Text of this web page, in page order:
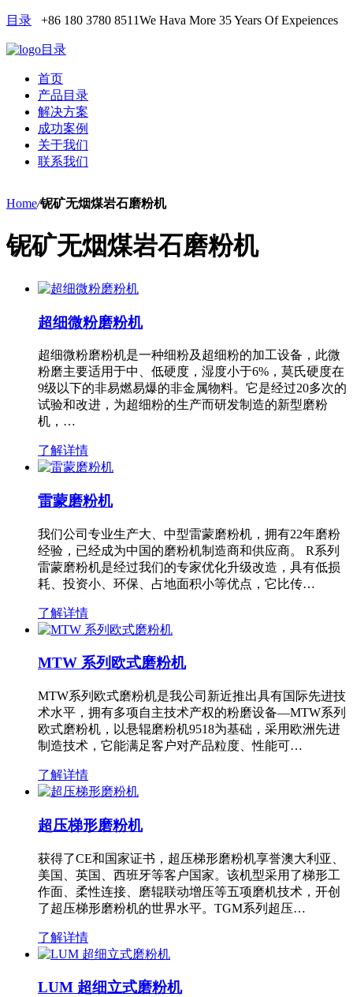
目录 +86 180 3780 8511We Hava More 35 Years Of Expeiences
目录
首页
产品目录
解决方案
成功案例
关于我们
联系我们
Home/铌矿无烟煤岩石磨粉机
铌矿无烟煤岩石磨粉机
超细微粉磨粉机
超细微粉磨粉机是一种细粉及超细粉的加工设备，此微
粉磨主要适用于中、低硬度，湿度小于6%，莫氏硬度在
9级以下的非易燃易爆的非金属物料。它是经过20多次的
试验和改进，为超细粉的生产而研发制造的新型磨粉
机，…
了解详情
雷蒙磨粉机
我们公司专业生产大、中型雷蒙磨粉机，拥有22年磨粉
经验，已经成为中国的磨粉机制造商和供应商。 R系列
雷蒙磨粉机是经过我们的专家优化升级改造，具有低损
耗、投资小、环保、占地面积小等优点，它比传…
了解详情
MTW 系列欧式磨粉机
MTW系列欧式磨粉机是我公司新近推出具有国际先进技
术水平，拥有多项自主技术产权的粉磨设备—MTW系列
欧式磨粉机，以悬辊磨粉机9518为基础，采用欧洲先进
制造技术，它能满足客户对产品粒度、性能可…
了解详情
超压梯形磨粉机
获得了CE和国家证书，超压梯形磨粉机享誉澳大利亚、
美国、英国、西班牙等客户国家。该机型采用了梯形工
作面、柔性连接、磨辊联动增压等五项磨机技术，开创
了超压梯形磨粉机的世界水平。TGM系列超压…
了解详情
LUM 超细立式磨粉机